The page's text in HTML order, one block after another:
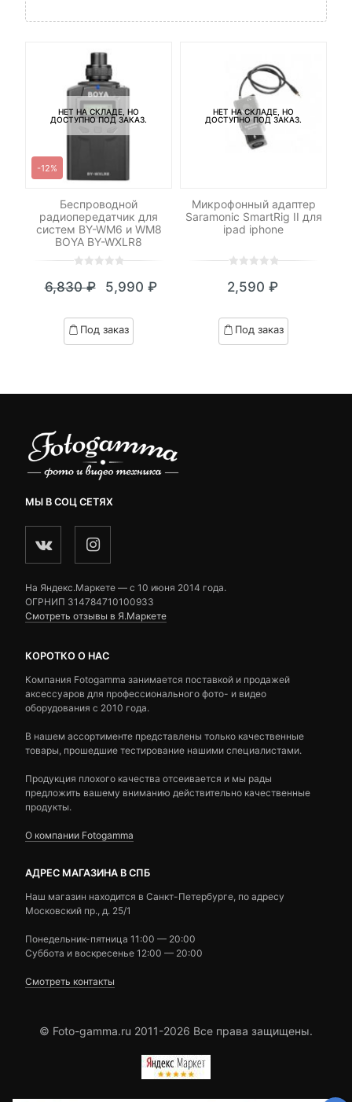
НЕТ НА СКЛАДЕ, НО
ДОСТУПНО ПОД ЗАКАЗ.
-12%
Беспроводной
радиопередатчик для
систем BY-WM6 и WM8
BOYA BY-WXLR8
out
based
on
6,830₽
Первоначальная
цена
составляла
5,990 ₽
Текущая
цена:
5,990 ₽.
Под заказ
НЕТ НА СКЛАДЕ, НО
ДОСТУПНО ПОД ЗАКАЗ.
Микрофонный адаптер
Saramonic SmartRig II для
ipad iphone
out
based
on
2,590 ₽
Под заказ
МЫ В СОЦ СЕТЯХ
На Яндекс.Маркете — c 10 июня 2014 года.
ОГРНИП 314784710100933
Смотреть отзывы в Я.Маркете
КОРОТКО О НАС
Компания Fotogamma занимается поставкой и продажей
аксессуаров для профессионального фото- и видео
оборудования с 2010 года.
В нашем ассортименте представлены только качественные
товары, прошедшие тестирование нашими специалистами.
Продукция плохого качества отсеивается и мы рады
предложить вашему вниманию действительно качественные
продукты.
О компании Fotogamma
АДРЕС МАГАЗИНА В СПБ
Наш магазин находится в Санкт-Петербурге, по адресу
Московский пр., д. 25/1
Понедельник-пятница 11:00 — 20:00
Суббота и воскресенье 12:00 — 20:00
Смотреть контакты
© Foto-gamma.ru 2011-2026 Все права защищены.